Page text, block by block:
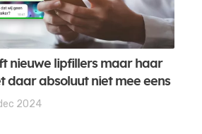
nieuwe lipfillers maar haar
daar absoluut niet mee eens
2024